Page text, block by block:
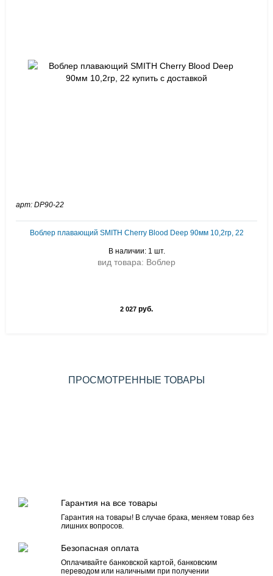
арт: DP90-22
Воблер плавающий SMITH Cherry Blood Deep 90мм 10,2гр, 22
В наличии: 1 шт.
вид товара: Воблер
2 027 руб.
ПРОСМОТРЕННЫЕ ТОВАРЫ
Гарантия на все товары
Гарантия на товары! В случае брака, меняем товар без
лишних вопросов.
Безопасная оплата
Оплачивайте банковской картой, банковским
переводом или наличными при получении